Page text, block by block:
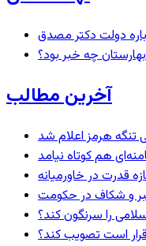
دولت دکتر مصدق
آخرین مطالب
هم کوتاه نیامد
قدرت در خاورمیانه
و شکاف در حکومت
را سرنگون کند؟
است تصویب کند؟